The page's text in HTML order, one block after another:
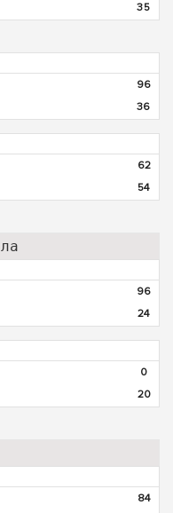
35
96
36
62
54
96
24
0
20
84